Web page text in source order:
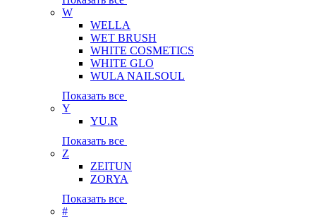
W
WELLA
WET BRUSH
WHITE COSMETICS
WHITE GLO
WULA NAILSOUL
Показать все
Y
YU.R
Показать все
Z
ZEITUN
ZORYA
Показать все
#